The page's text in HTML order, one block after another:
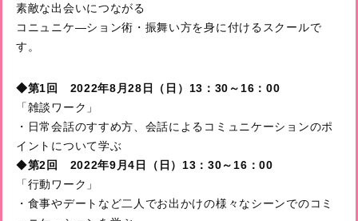
素敵な出会いにつながる
コニュニケ―ション術・振舞い方を身に付けるスクールで
す。
◆第1回 2022年8月28日（日）13：30～16：00
「雑談ワーク」
・日常会話のすすめ方、会話によるコミュニケーションのポ
イントについて学ぶ
◆第2回 2022年9月4日（日）13：30～16：00
「行動ワーク」
・食事やデートなど二人でお出かけの様々なシーンでのコミ